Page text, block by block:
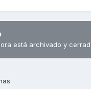
está archivado y